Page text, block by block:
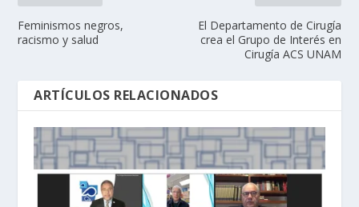
Feminismos negros,
racismo y salud
El Departamento de Cirugía
crea el Grupo de Interés en
Cirugía ACS UNAM
ARTÍCULOS RELACIONADOS